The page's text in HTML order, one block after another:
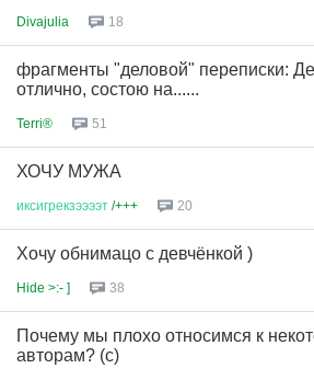
Divajulia 18
фрагменты "деловой" переписки:
отлично, состою на......
Terri® 51
ХОЧУ МУЖА
иксигрекзээээт /+++ 20
Хочу обнимацо с девчёнкой )
Hide >:- ] 38
Почему мы плохо относимся к
авторам? (с)